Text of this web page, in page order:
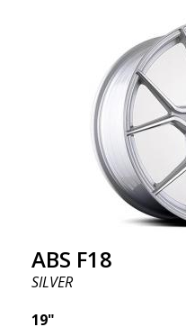
ABS F18
SILVER
19"